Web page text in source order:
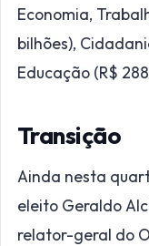
Economia,
bilhões),
Educação (R$
Transição
Ainda nesta
eleito Geraldo
relator-geral do